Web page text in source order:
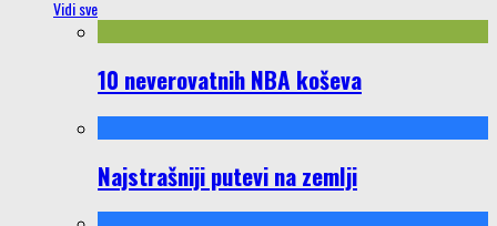
Vidi sve
10 neverovatnih NBA koševa
Najstrašniji putevi na zemlji